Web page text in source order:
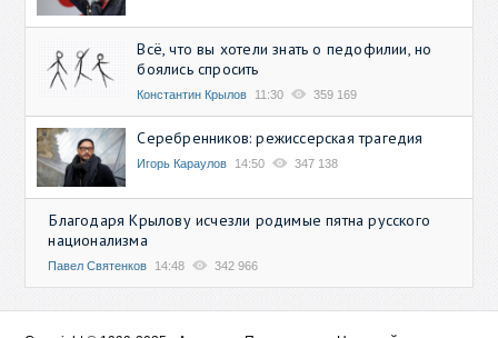
Всё, что вы хотели знать о педофилии, но
боялись спросить
Константин Крылов 11:30 359 169
Серебренников: режиссерская трагедия
Игорь Караулов 14:50 347 138
Благодаря Крылову исчезли родимые пятна русского
национализма
Павел Святенков 14:48 342 966